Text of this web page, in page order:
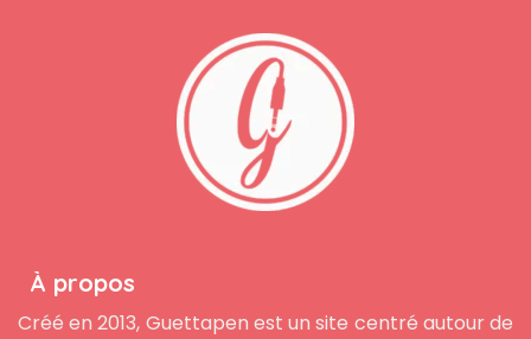
À propos
Créé en 2013, Guettapen est un site centré autour de